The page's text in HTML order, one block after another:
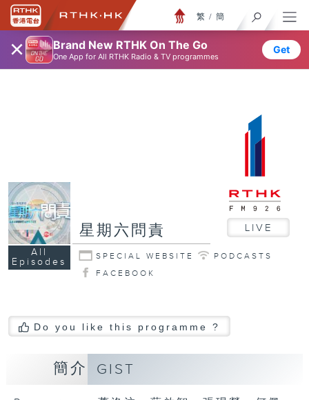
× Brand New RTHK On The Go
One App for All RTHK Radio & TV programmes
Get
繁 / 簡
All
Episodes
星期六問責 LIVE
SPECIAL WEBSITE
PODCASTS
FACEBOOK
Do you like this programme ?
簡介 GIST